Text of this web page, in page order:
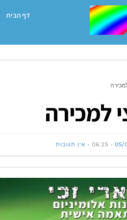
דף הבית
למכירה
05/
06:25 אין תגובות